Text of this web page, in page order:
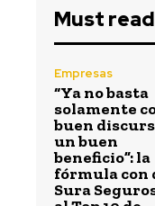
Must read
Empresas
“Ya no basta
solamente
buen
un buen
beneficio”: la
fórmula con
Sura